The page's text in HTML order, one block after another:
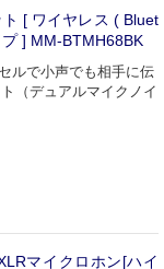
[ ワイヤレス ( Bluet
] MM-BTMH68BK
ルで小声でも相手に伝
（デュアルマイクノイ
マイクロホン[ハイ